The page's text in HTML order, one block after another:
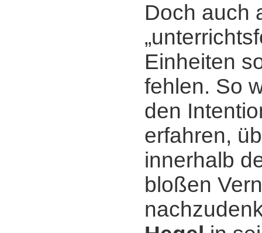
Doch auch
Einheiten
fehlen. So
den
erfahren,
innerhalb
bloßen